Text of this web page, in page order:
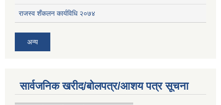
राजस्व शँकलन कार्यविधि २०७४
अन्य
सार्वजनिक खरीद/बोलपत्र/आशय पत्र सूचना